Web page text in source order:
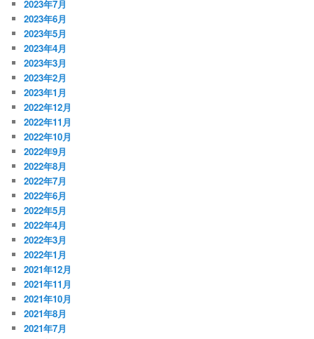
2023年7月
2023年6月
2023年5月
2023年4月
2023年3月
2023年2月
2023年1月
2022年12月
2022年11月
2022年10月
2022年9月
2022年8月
2022年7月
2022年6月
2022年5月
2022年4月
2022年3月
2022年1月
2021年12月
2021年11月
2021年10月
2021年8月
2021年7月